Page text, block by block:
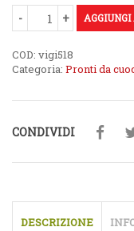
COD: vigi518
Categoria: Pronti da
CONDIVIDI
DESCRIZIONE